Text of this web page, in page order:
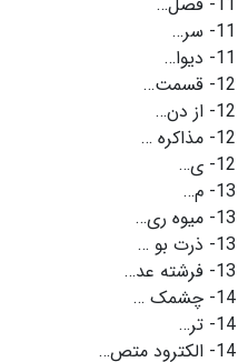
11- سر…
11- دیوا…
12- قسمت…
12- از دن…
12- مذاکره …
12- ی…
13- م…
13- میوه ری…
13- ذرت بو …
13- فرشته عد…
14- چشمک …
14- تر…
14- الکترود متص…